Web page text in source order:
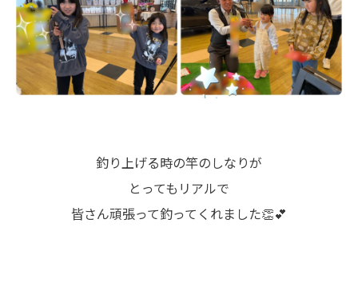
釣り上げる時の竿のしなりが
とってもリアルで
皆さん頑張って釣ってくれました👏💕